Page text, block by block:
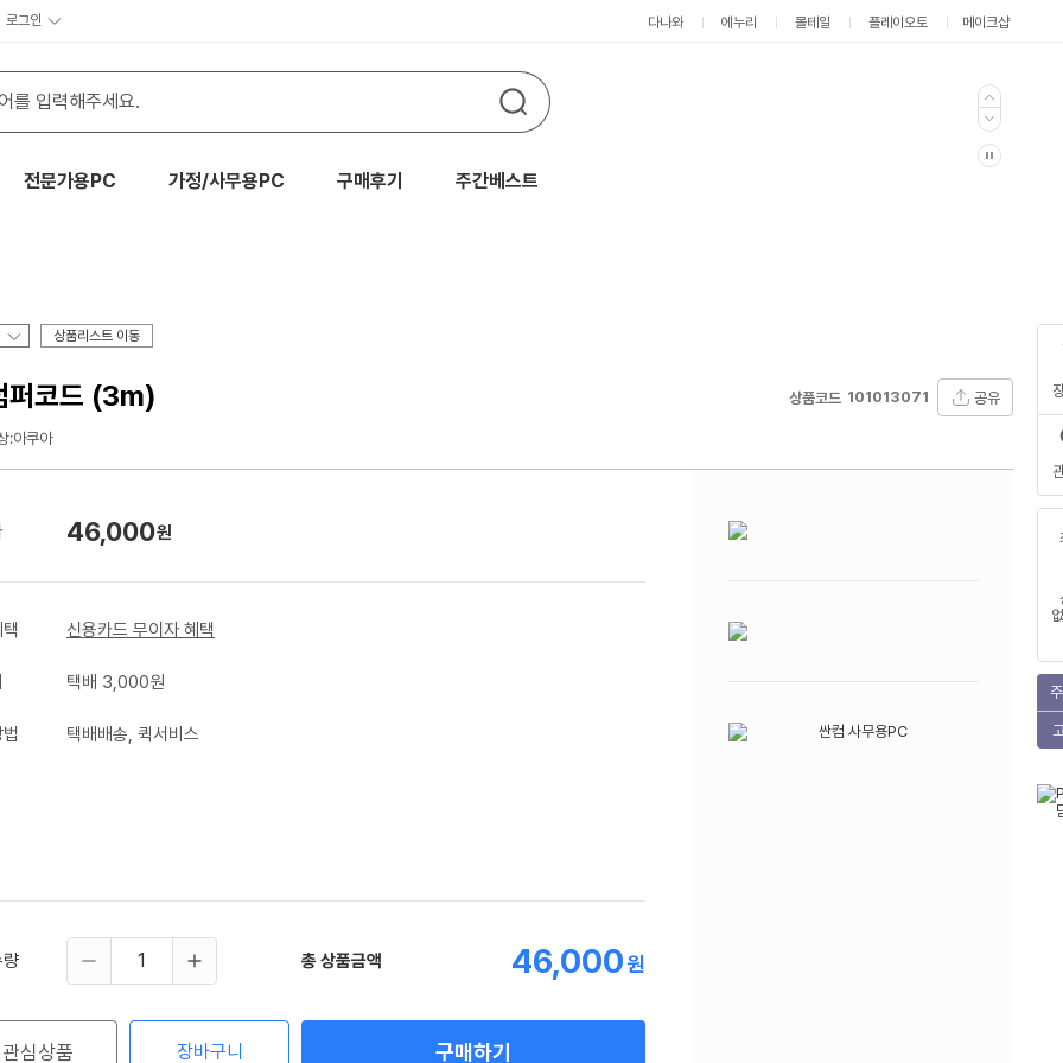
로그인 다나와 에누리 몰테일 플레이오토 메이크샵
전문가용PC 가정/사무용PC 구매후기 주간베스트
상품리스트 이동
퍼코드 (3m) 상품코드 101013071 공유
:아쿠아
46,000원
신용카드 무이자 혜택
택배 3,000원
택배배송, 퀵서비스
량 총 상품금액 46,000원
관심상품 장바구니 구매하기